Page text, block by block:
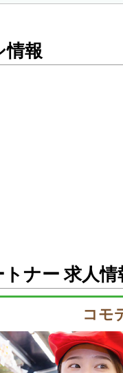
情報
ナー 求人情
コモ